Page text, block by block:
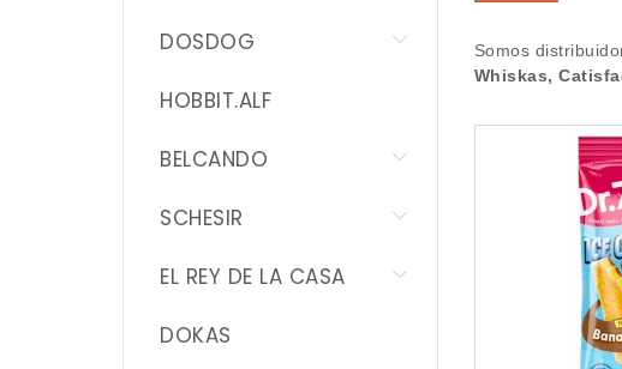
DOSDOG
HOBBIT.ALF
BELCANDO
SCHESIR
EL REY DE LA CASA
DOKAS
Somos
Whiskas,